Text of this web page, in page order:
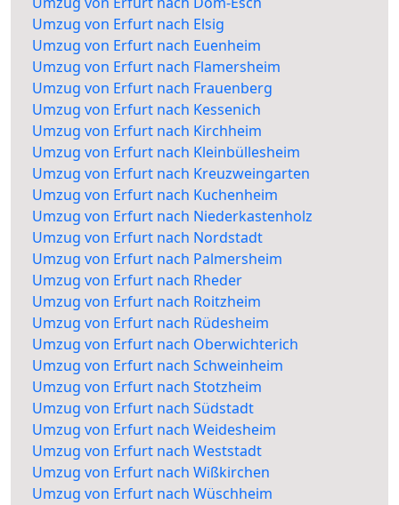
Umzug von Erfurt nach Elsig
Umzug von Erfurt nach Euenheim
Umzug von Erfurt nach Flamersheim
Umzug von Erfurt nach Frauenberg
Umzug von Erfurt nach Kessenich
Umzug von Erfurt nach Kirchheim
Umzug von Erfurt nach Kleinbüllesheim
Umzug von Erfurt nach Kreuzweingarten
Umzug von Erfurt nach Kuchenheim
Umzug von Erfurt nach Niederkastenholz
Umzug von Erfurt nach Nordstadt
Umzug von Erfurt nach Palmersheim
Umzug von Erfurt nach Rheder
Umzug von Erfurt nach Roitzheim
Umzug von Erfurt nach Rüdesheim
Umzug von Erfurt nach Oberwichterich
Umzug von Erfurt nach Schweinheim
Umzug von Erfurt nach Stotzheim
Umzug von Erfurt nach Südstadt
Umzug von Erfurt nach Weidesheim
Umzug von Erfurt nach Weststadt
Umzug von Erfurt nach Wißkirchen
Umzug von Erfurt nach Wüschheim